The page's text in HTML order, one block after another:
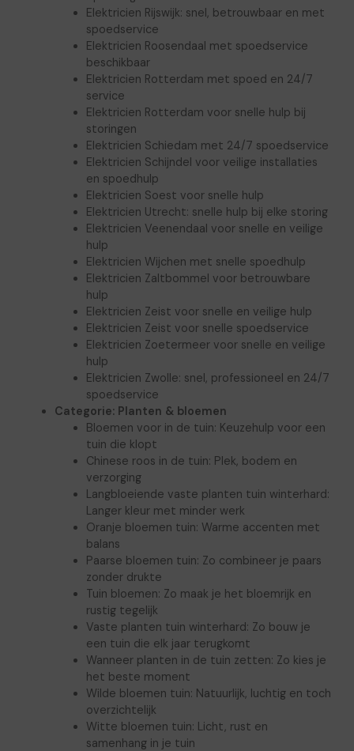
Elektricien Rijswijk: snel, betrouwbaar en met
spoedservice
Elektricien Roosendaal met spoedservice
beschikbaar
Elektricien Rotterdam met spoed en 24/7
service
Elektricien Rotterdam voor snelle hulp bij
storingen
Elektricien Schiedam met 24/7 spoedservice
Elektricien Schijndel voor veilige installaties
en spoedhulp
Elektricien Soest voor snelle hulp
Elektricien Utrecht: snelle hulp bij elke storing
Elektricien Veenendaal voor snelle en veilige
hulp
Elektricien Wijchen met snelle spoedhulp
Elektricien Zaltbommel voor betrouwbare
hulp
Elektricien Zeist voor snelle en veilige hulp
Elektricien Zeist voor snelle spoedservice
Elektricien Zoetermeer voor snelle en veilige
hulp
Elektricien Zwolle: snel, professioneel en 24/7
spoedservice
Categorie: Planten & bloemen
Bloemen voor in de tuin: Keuzehulp voor een
tuin die klopt
Chinese roos in de tuin: Plek, bodem en
verzorging
Langbloeiende vaste planten tuin winterhard:
Langer kleur met minder werk
Oranje bloemen tuin: Warme accenten met
balans
Paarse bloemen tuin: Zo combineer je paars
zonder drukte
Tuin bloemen: Zo maak je het bloemrijk en
rustig tegelijk
Vaste planten tuin winterhard: Zo bouw je
een tuin die elk jaar terugkomt
Wanneer planten in de tuin zetten: Zo kies je
het beste moment
Wilde bloemen tuin: Natuurlijk, luchtig en toch
overzichtelijk
Witte bloemen tuin: Licht, rust en
samenhang in je tuin